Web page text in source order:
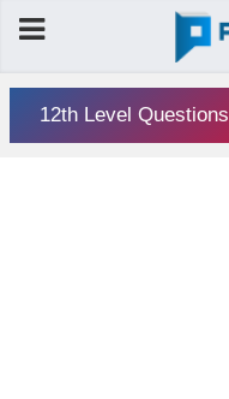
12th Level Questions